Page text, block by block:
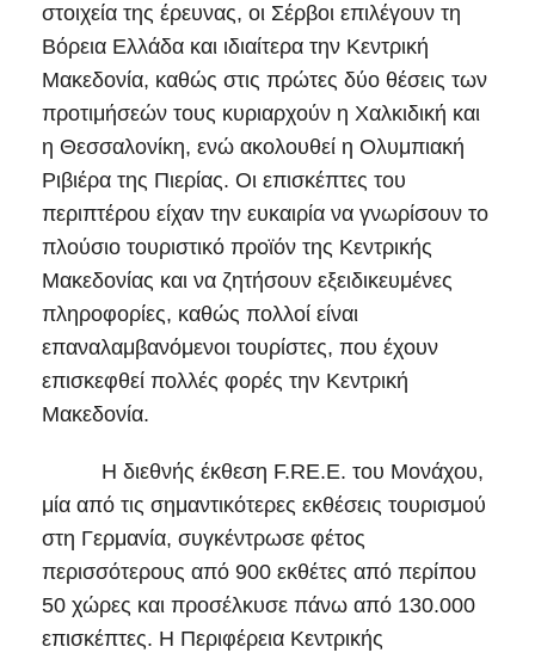
στοιχεία της έρευνας, οι Σέρβοι επιλέγουν τη
Βόρεια Ελλάδα και ιδιαίτερα την Κεντρική
Μακεδονία, καθώς στις πρώτες δύο θέσεις των
προτιμήσεών τους κυριαρχούν η Χαλκιδική και
η Θεσσαλονίκη, ενώ ακολουθεί η Ολυμπιακή
Ριβιέρα της Πιερίας. Οι επισκέπτες του
περιπτέρου είχαν την ευκαιρία να γνωρίσουν το
πλούσιο τουριστικό προϊόν της Κεντρικής
Μακεδονίας και να ζητήσουν εξειδικευμένες
πληροφορίες, καθώς πολλοί είναι
επαναλαμβανόμενοι τουρίστες, που έχουν
επισκεφθεί πολλές φορές την Κεντρική
Μακεδονία.
Η διεθνής έκθεση F.RE.E. του Μονάχου,
μία από τις σημαντικότερες εκθέσεις τουρισμού
στη Γερμανία, συγκέντρωσε φέτος
περισσότερους από 900 εκθέτες από περίπου
50 χώρες και προσέλκυσε πάνω από 130.000
επισκέπτες. Η Περιφέρεια Κεντρικής